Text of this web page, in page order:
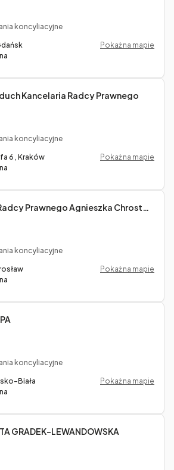
koncyliacyjne
Pokaż na mapie
Kancelaria Radcy Prawnego
koncyliacyjne
6 , Kraków
Pokaż na mapie
koncyliacyjne
Pokaż na mapie
koncyliacyjne
Biała
Pokaż na mapie
GRADEK-LEWANDOWSKA